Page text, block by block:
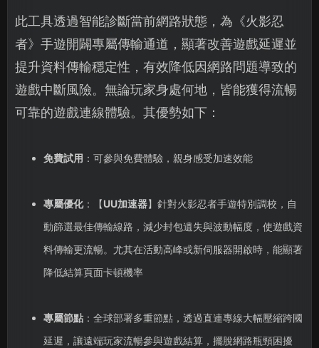
此工具透過智能診斷當前網路狀態，為《火影忍
者》手遊開闢專屬傳輸通道，顯著改善遊戲延遲並
提升資料傳輸穩定性，有效降低因網路問題導致的
遊戲中斷風險。無論玩家身處何地，皆能獲得流暢
可靠的遊戲連線體驗。其優勢如下：
免費試用 ：可參與免費體驗，親身感受加速效能
專屬優化：【UU加速器】針對火影忍者手遊特別調校，自
動篩選最佳傳輸線路，減少封包遺失與波動幅度，使遊戲資
料傳輸更流暢。尤其在活動高峰或新伺服器開啟時，能顯著
降低結算頁面卡頓機率
專屬節點：全球部署多重節點，透過直連專線大幅壓縮跨國
延遲，讓遠端玩家流暢參與遊戲結算，擺脫網路瓶頸困擾